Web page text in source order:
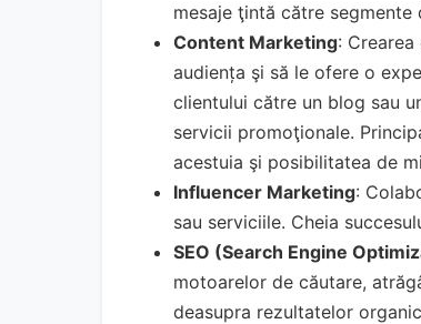
mesaje ţintă către
Content Marketing:
audiența şi să le ofere o
clientului către un blog sau
servicii promoţionale.
acestuia şi posibilitatea de
Influencer Marketing:
sau serviciile. Cheia
SEO (Search Engine
motoarelor de căutare,
deasupra rezultatelor